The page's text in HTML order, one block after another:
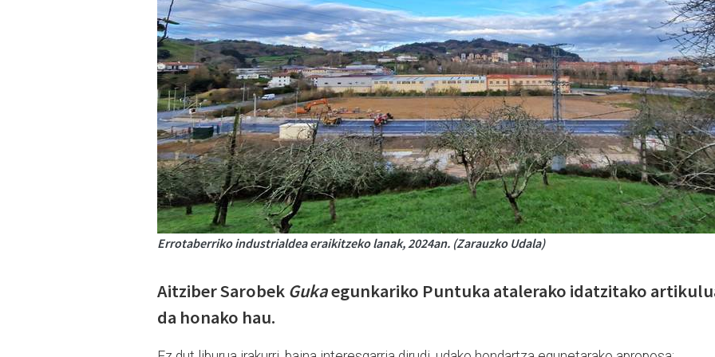
Errotaberriko industrialdea eraikitzeko lanak, 2024an. (Zarauzko Udala)
Aitziber Sarobek Gukaegunkariko Puntuka atalerako idatzitako
da honako hau.